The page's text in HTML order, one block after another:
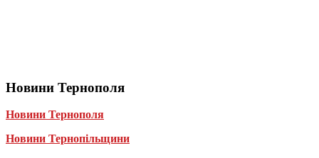
Новини Тернополя
Новини Тернополя
Новини Тернопільщини